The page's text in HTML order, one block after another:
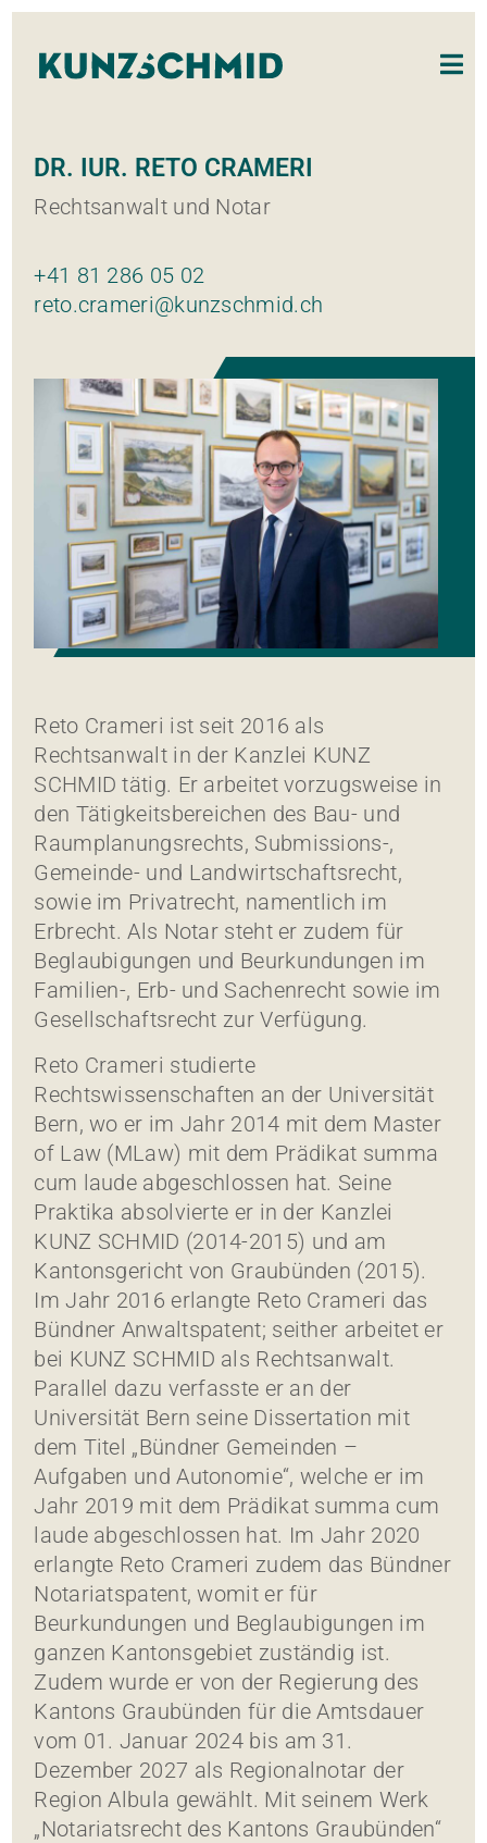
DR. IUR. RETO CRAMERI
Rechtsanwalt und Notar
+41 81 286 05 02
reto.crameri@kunzschmid.ch
Reto Crameri ist seit 2016 als
Rechtsanwalt in der Kanzlei KUNZ
SCHMID tätig. Er arbeitet vorzugsweise in
den Tätigkeitsbereichen des Bau- und
Raumplanungsrechts, Submissions-,
Gemeinde- und Landwirtschaftsrecht,
sowie im Privatrecht, namentlich im
Erbrecht. Als Notar steht er zudem für
Beglaubigungen und Beurkundungen im
Familien-, Erb- und Sachenrecht sowie im
Gesellschaftsrecht zur Verfügung.
Reto Crameri studierte
Rechtswissenschaften an der Universität
Bern, wo er im Jahr 2014 mit dem Master
of Law (MLaw) mit dem Prädikat summa
cum laude abgeschlossen hat. Seine
Praktika absolvierte er in der Kanzlei
KUNZ SCHMID (2014-2015) und am
Kantonsgericht von Graubünden (2015).
Im Jahr 2016 erlangte Reto Crameri das
Bündner Anwaltspatent; seither arbeitet er
bei KUNZ SCHMID als Rechtsanwalt.
Parallel dazu verfasste er an der
Universität Bern seine Dissertation mit
dem Titel „Bündner Gemeinden –
Aufgaben und Autonomie“, welche er im
Jahr 2019 mit dem Prädikat summa cum
laude abgeschlossen hat. Im Jahr 2020
erlangte Reto Crameri zudem das Bündner
Notariatspatent, womit er für
Beurkundungen und Beglaubigungen im
ganzen Kantonsgebiet zuständig ist.
Zudem wurde er von der Regierung des
Kantons Graubünden für die Amtsdauer
vom 01. Januar 2024 bis am 31.
Dezember 2027 als Regionalnotar der
Region Albula gewählt. Mit seinem Werk
„Notariatsrecht des Kantons Graubünden“